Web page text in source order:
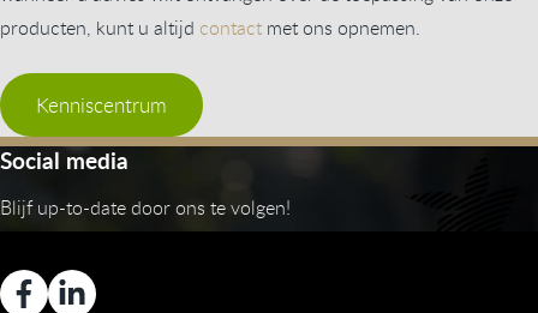
producten, kunt u altijd contact met ons opnemen.
Kenniscentrum
Social media
Blijf up-to-date door ons te volgen!